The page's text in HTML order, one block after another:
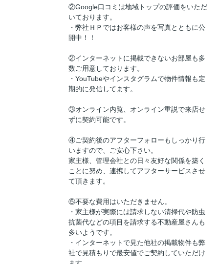
②Google口コミは地域トップの評価をいただ
いております。
・弊社ＨＰではお客様の声を写真とともに公
開中！！
②インターネットに掲載できないお部屋も多
数ご用意しております。
・YouTubeやインスタグラムで物件情報も定
期的に発信してます。
③オンライン内覧、オンライン重説で来店せ
ずに契約可能です。
④ご契約後のアフターフォローもしっかり行
いますので、ご安心下さい。
家主様、管理会社との日々友好な関係を築く
ことに努め、連携してアフターサービスさせ
て頂きます。
⑤不要な費用はいただきません。
・家主様が実際には請求しない清掃代や防虫
抗菌代などの項目を請求する不動産屋さんも
多いようです。
・インターネットで見た他社の掲載物件も弊
社で見積もりで最安値でご契約していただけ